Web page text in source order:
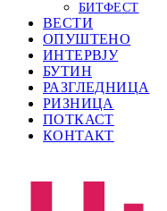
БИТФЕСТ
ВЕСТИ
ОПУШТЕНО
ИНТЕРВЈУ
БУТИН
РАЗГЛЕДНИЦА
РИЗНИЦА
ПОТКАСТ
КОНТАКТ